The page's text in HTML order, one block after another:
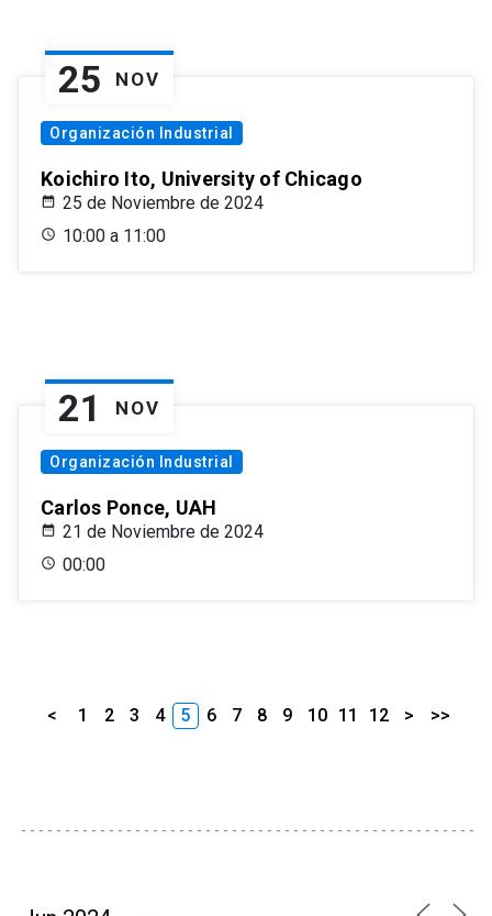
25 NOV
Organización Industrial
Koichiro Ito, University of Chicago
25 de Noviembre de 2024
10:00 a 11:00
21 NOV
Organización Industrial
Carlos Ponce, UAH
21 de Noviembre de 2024
00:00
< 1 2 3 4 5 6 7 8 9 10 11 12 > >>